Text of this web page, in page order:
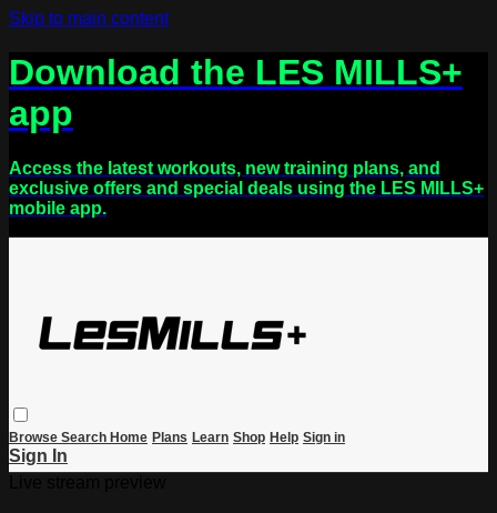
Skip to main content
Download the LES MILLS+
app
Access the latest workouts, new training plans, and
exclusive offers and special deals using the LES MILLS+
mobile app.
Browse Search Home Plans Learn Shop Help Sign in
Sign In